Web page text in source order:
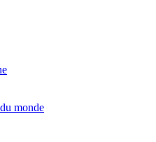
monde